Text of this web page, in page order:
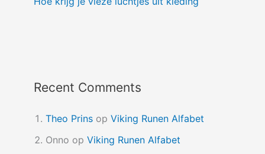
Recent Comments
Theo Prinsop Viking Runen Alfabet
Onno op Viking Runen Alfabet